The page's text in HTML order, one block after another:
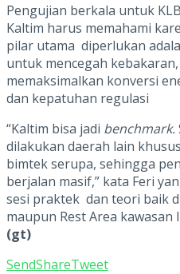
Pengujian berkala untuk
Kaltim harus memahami
pilar utama diperlukan
untuk mencegah
memaksimalkan konversi
dan kepatuhan regulasi
“Kaltim bisa jadi benchmark.
dilakukan daerah lain
bimtek serupa, sehingga
berjalan masif,” kata Feri
sesi praktek dan teori baik
maupun Rest Area
(gt)
SendShareTweet